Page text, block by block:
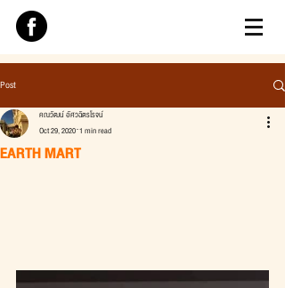
Post
EARTH MART
คณวัฒน์ อัศวฉัตรโรจน์
Oct 29, 2020 1 min read